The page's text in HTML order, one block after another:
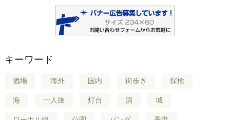
キーワード
酒場 海外 国内 街歩き 探検
海 一人旅 灯台 酒 城